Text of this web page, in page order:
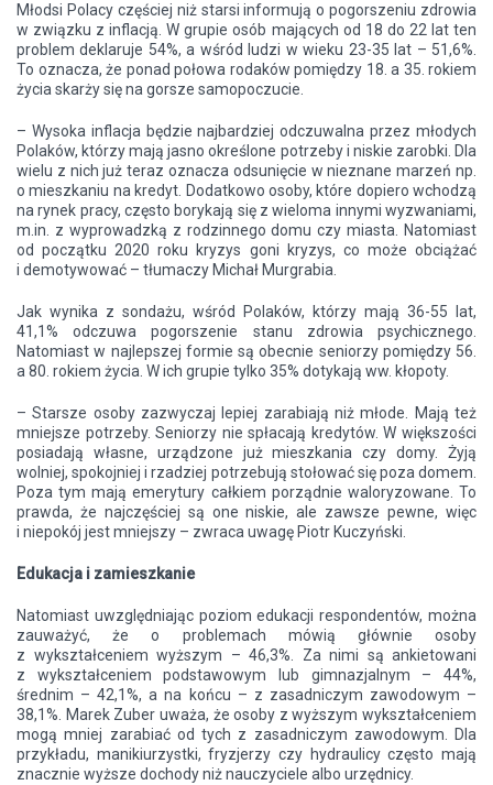
Młodsi Polacy częściej niż starsi informują o pogorszeniu zdrowia
w związku z inflacją. W grupie osób mających od 18 do 22 lat ten
problem deklaruje 54%, a wśród ludzi w wieku 23-35 lat – 51,6%.
To oznacza, że ponad połowa rodaków pomiędzy 18. a 35. rokiem
życia skarży się na gorsze samopoczucie.
– Wysoka inflacja będzie najbardziej odczuwalna przez młodych
Polaków, którzy mają jasno określone potrzeby i niskie zarobki. Dla
wielu z nich już teraz oznacza odsunięcie w nieznane marzeń np.
o mieszkaniu na kredyt. Dodatkowo osoby, które dopiero wchodzą
na rynek pracy, często borykają się z wieloma innymi wyzwaniami,
m.in. z wyprowadzką z rodzinnego domu czy miasta. Natomiast
od początku 2020 roku kryzys goni kryzys, co może obciążać
i demotywować – tłumaczy Michał Murgrabia.
Jak wynika z sondażu, wśród Polaków, którzy mają 36-55 lat,
41,1% odczuwa pogorszenie stanu zdrowia psychicznego.
Natomiast w najlepszej formie są obecnie seniorzy pomiędzy 56.
a 80. rokiem życia. W ich grupie tylko 35% dotykają ww. kłopoty.
– Starsze osoby zazwyczaj lepiej zarabiają niż młode. Mają też
mniejsze potrzeby. Seniorzy nie spłacają kredytów. W większości
posiadają własne, urządzone już mieszkania czy domy. Żyją
wolniej, spokojniej i rzadziej potrzebują stołować się poza domem.
Poza tym mają emerytury całkiem porządnie waloryzowane. To
prawda, że najczęściej są one niskie, ale zawsze pewne, więc
i niepokój jest mniejszy – zwraca uwagę Piotr Kuczyński.
Edukacja i zamieszkanie
Natomiast uwzględniając poziom edukacji respondentów, można
zauważyć, że o problemach mówią głównie osoby
z wykształceniem wyższym – 46,3%. Za nimi są ankietowani
z wykształceniem podstawowym lub gimnazjalnym – 44%,
średnim – 42,1%, a na końcu – z zasadniczym zawodowym –
38,1%. Marek Zuber uważa, że osoby z wyższym wykształceniem
mogą mniej zarabiać od tych z zasadniczym zawodowym. Dla
przykładu, manikiurzystki, fryzjerzy czy hydraulicy często mają
znacznie wyższe dochody niż nauczyciele albo urzędnicy.